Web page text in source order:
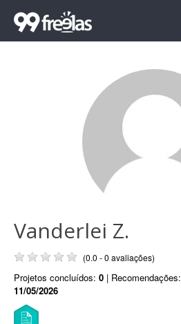
Vanderlei Z.
(0.0 - 0 avaliações)
Projetos concluídos: 0 | Recomendações:
11/05/2026